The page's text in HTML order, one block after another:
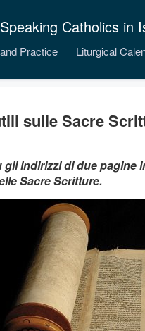
Catholics in
Practice Liturgical
sulle Sacre
indirizzi di due pagine
Sacre Scritture.